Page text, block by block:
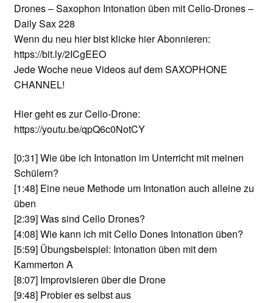
Drones – Saxophon Intonation üben mit Cello-Drones –
Daily Sax 228
Wenn du neu hier bist klicke hier Abonnieren:
https://bit.ly/2ICgEEO
Jede Woche neue Videos auf dem SAXOPHONE
CHANNEL!
Hier geht es zur Cello-Drone:
https://youtu.be/qpQ6c0NotCY
[0:31]Wie übe ich Intonation im Unterricht mit meinen
Schülern?
[1:48]Eine neue Methode um Intonation auch alleine zu
üben
[2:39]Was sind Cello Drones?
[4:08]Wie kann ich mit Cello Dones Intonation üben?
[5:59]Übungsbeispiel: Intonation üben mit dem
Kammerton A
[8:07]Improvisieren über die Drone
[9:48]Probier es selbst aus